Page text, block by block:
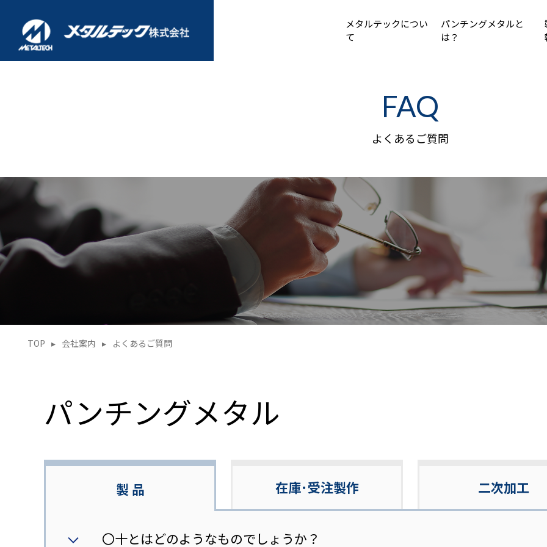
メタルテックについ
て
パンチングメタルと
は？
FAQ
よくあるご質問
TOP ▸ 会社案内 ▸ よくあるご質問
パンチングメタル
製 品 在庫･受注製作 二次加工
〇十とはどのようなものでしょうか？